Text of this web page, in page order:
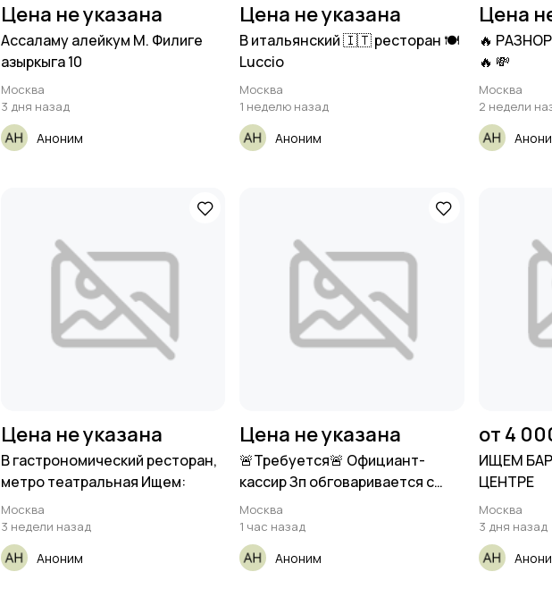
Цена не указана
Ассаламу алейкум М. Филиге
азыркыга 10
Москва
3 дня назад
Аноним
Цена не указана
В итальянский 🇮🇹 ресторан 🍽️
Luccio
Москва
1 неделю назад
Аноним
Цена
🔥
🔥 💸
Москва
2 недели
Цена не указана
В гастрономический ресторан,
метро театральная Ищем:
Москва
3 недели назад
Аноним
Цена не указана
🚨Требуется🚨 Официант-
кассир Зп обговаривается с
кандидатом
Москва
1 час назад
Аноним
от 4
ИЩЕМ
ЦЕНТРЕ
Москва
3 дня назад